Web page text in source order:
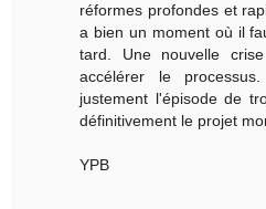
réformes profondes et
a bien un moment où il
tard. Une nouvelle
accélérer le
justement l'épisode de
définitivement le projet
YPB